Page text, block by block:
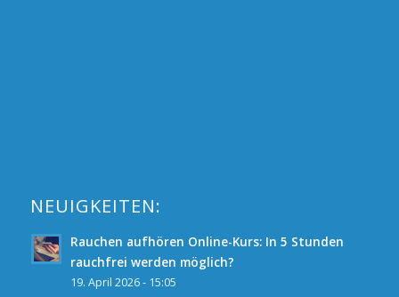
NEUIGKEITEN:
Rauchen aufhören Online-Kurs: In 5 Stunden
rauchfrei werden möglich?
19. April 2026 - 15:05